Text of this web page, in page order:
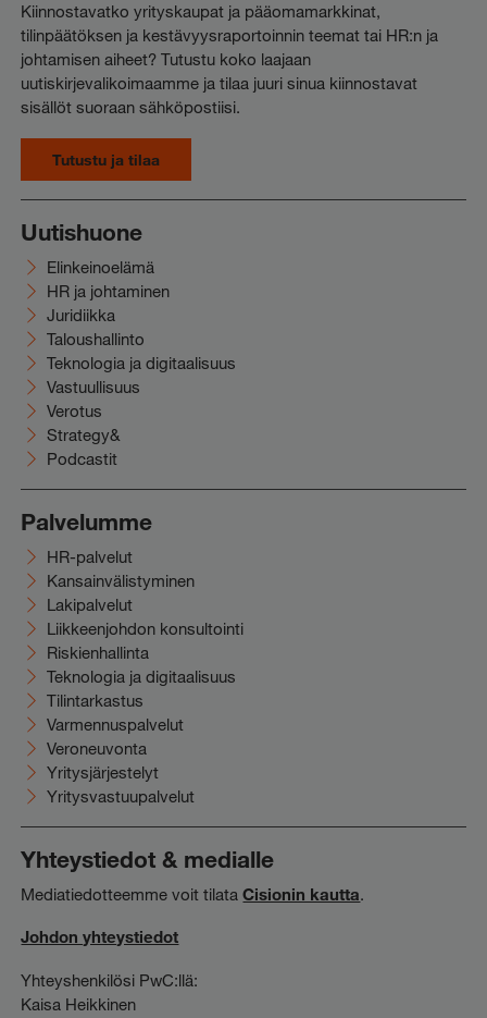
Kiinnostavatko yrityskaupat ja pääomamarkkinat,
tilinpäätöksen ja kestävyysraportoinnin teemat tai HR:n ja
johtamisen aiheet? Tutustu koko laajaan
uutiskirjevalikoimaamme ja tilaa juuri sinua kiinnostavat
sisällöt suoraan sähköpostiisi.
Tutustu ja tilaa
Uutishuone
Elinkeinoelämä
HR ja johtaminen
Juridiikka
Taloushallinto
Teknologia ja digitaalisuus
Vastuullisuus
Verotus
Strategy&
Podcastit
Palvelumme
HR-palvelut
Kansainvälistyminen
Lakipalvelut
Liikkeenjohdon konsultointi
Riskienhallinta
Teknologia ja digitaalisuus
Tilintarkastus
Varmennuspalvelut
Veroneuvonta
Yritysjärjestelyt
Yritysvastuupalvelut
Yhteystiedot & medialle
Mediatiedotteemme voit tilataCisionin kautta.
Johdon yhteystiedot
Yhteyshenkilösi PwC:llä:
Kaisa Heikkinen